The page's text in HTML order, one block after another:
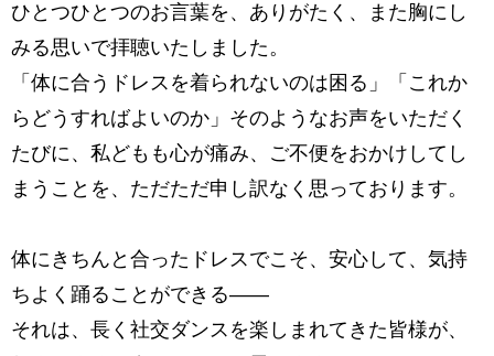
ひとつひとつのお言葉を、ありがたく、また胸にし
みる思いで拝聴いたしました。
「体に合うドレスを着られないのは困る」「これか
らどうすればよいのか」 そのようなお声をいただく
たびに、私どもも心が痛み、 ご不便をおかけしてし
まうことを、ただただ申し訳なく思っております。
体にきちんと合ったドレスでこそ、安心して、気持
ちよく踊ることができる――
それは、長く社交ダンスを楽しまれてきた皆様が、